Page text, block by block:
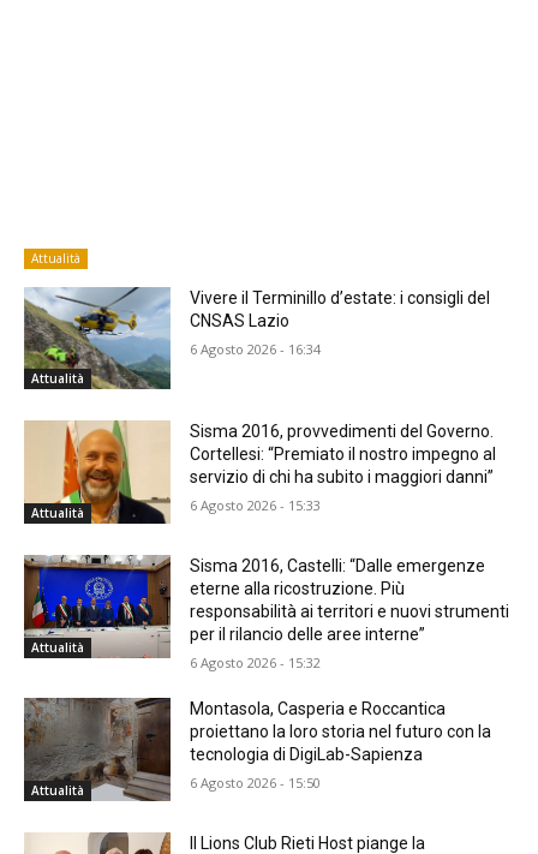
Attualità
Attualità
Vivere il Terminillo d’estate: i consigli del
CNSAS Lazio
6 Agosto 2026 - 16:34
Attualità
Sisma 2016, provvedimenti del Governo.
Cortellesi: “Premiato il nostro impegno al
servizio di chi ha subito i maggiori danni”
6 Agosto 2026 - 15:33
Attualità
Sisma 2016, Castelli: “Dalle emergenze
eterne alla ricostruzione. Più
responsabilità ai territori e nuovi strumenti
per il rilancio delle aree interne”
6 Agosto 2026 - 15:32
Attualità
Montasola, Casperia e Roccantica
proiettano la loro storia nel futuro con la
tecnologia di DigiLab-Sapienza
6 Agosto 2026 - 15:50
Il Lions Club Rieti Host piange la